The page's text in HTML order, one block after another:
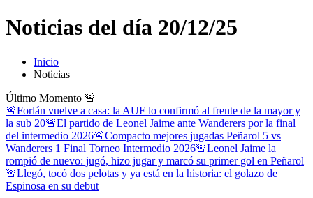
Noticias del día 20/12/25
Inicio
Noticias
Último Momento 🚨
🚨Forlán vuelve a casa: la AUF lo confirmó al frente de la mayor y
la sub 20🚨El partido de Leonel Jaime ante Wanderers por la final
del intermedio 2026🚨Compacto mejores jugadas Peñarol 5 vs
Wanderers 1 Final Torneo Intermedio 2026🚨Leonel Jaime la
rompió de nuevo: jugó, hizo jugar y marcó su primer gol en Peñarol
🚨Llegó, tocó dos pelotas y ya está en la historia: el golazo de
Espinosa en su debut